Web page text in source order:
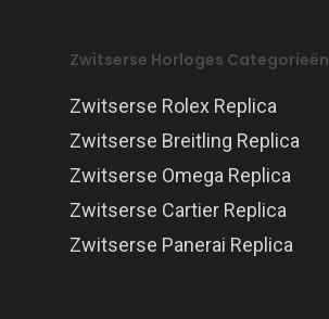
Zwitserse Horloges Categorieën
Zwitserse Rolex Replica
Zwitserse Breitling Replica
Zwitserse Omega Replica
Zwitserse Cartier Replica
Zwitserse Panerai Replica